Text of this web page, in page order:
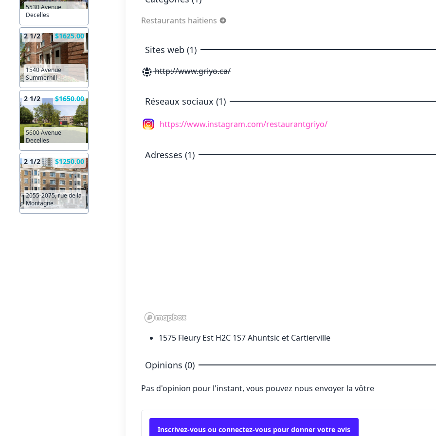
5530 Avenue
Decelles
2 1/2 $1625.00
1540 Avenue
Summerhill
2 1/2 $1650.00
5600 Avenue
Decelles
2 1/2 $1250.00
2055-2075, rue de la
Montagne
Restaurants haïtiens
Sites web (1)
http://www.griyo.ca/
Réseaux sociaux (1)
https://www.instagram.com/restaurantgriyo/
Adresses (1)
1575 Fleury Est H2C 1S7 Ahuntsic et Cartierville
Opinions (0)
Pas d'opinion pour l'instant, vous pouvez nous envoyer la vôtre
Inscrivez-vous ou connectez-vous pour donner votre avis